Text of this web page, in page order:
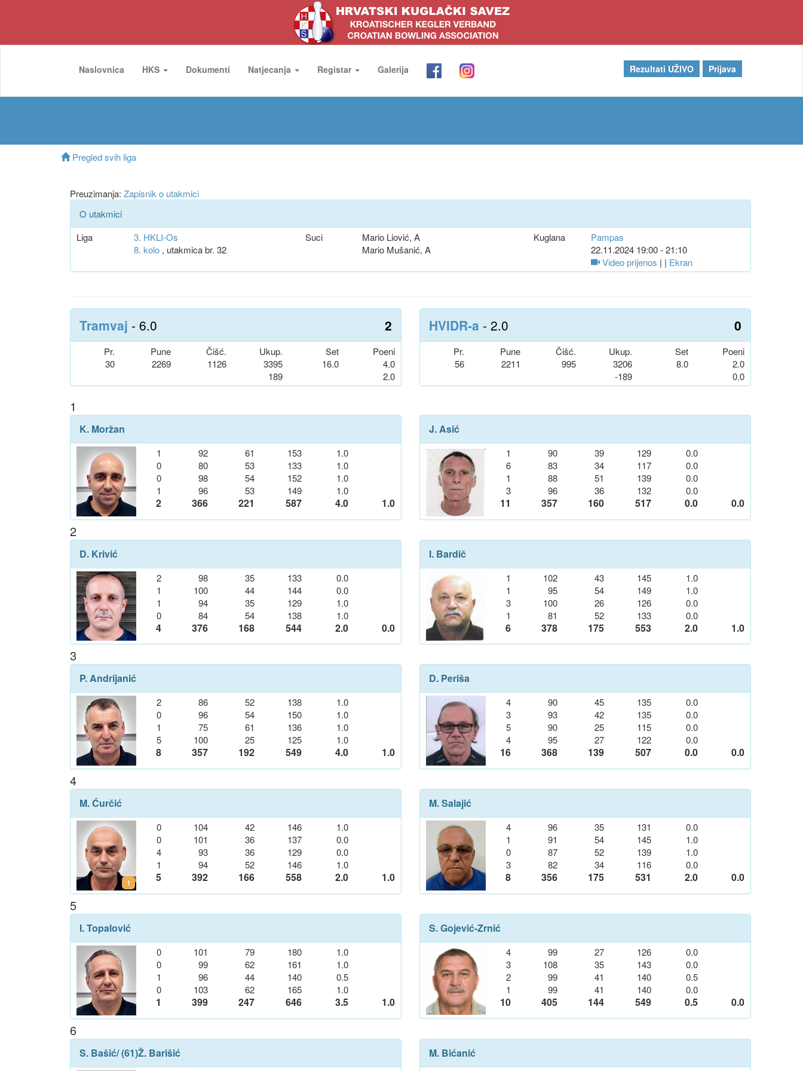
Naslovnica HKS Dokumenti Natjecanja Registar Galerija Rezultati UŽIVO Prijava
Pregled svih liga
Preuzimanja: Zapisnik o utakmici
O utakmici
Liga
3. HKLI-Os
8. kolo, utakmica br. 32
Suci
Mario Liović, A
Mario Mušanić, A
Kuglana
Pampas
22.11.2024 19:00 - 21:10
Video prijenos | | Ekran
Tramvaj - 6.0 2
Pr. Pune Čišć. Ukup. Set
Poeni
30
2269 1126
3395
189
16.0
4.0
2.0
HVIDR-a - 2.0 0
Pr. Pune Čišć. Ukup. Set
Poeni
56
2211 995
3206
-189
8.0
2.0
0.0
1
K. Moržan
1 92 61 153
1.0
0
80 53 133
1.0
0
98 54 152
1.0
1
96 53 149 1.0
2 366 221 587 4.0 1.0
J. Asić
1 90 39 129
0.0
6
83 34 117
0.0
1
88 51 139
0.0
3
96 36 132 0.0
11 357 160 517 0.0 0.0
2
D. Krivić
2 98 35 133
0.0
1
100 44 144
0.0
1
94 35 129
1.0
0
84 54 138 1.0
4 376 168 544 2.0 0.0
I. Bardič
1 102 43 145
1.0
1
95 54 149
1.0
3
100 26 126
0.0
1
81 52 133 0.0
6 378 175 553 2.0 1.0
3
P. Andrijanić
2 86 52 138
1.0
0
96 54 150
1.0
1
75 61 136
1.0
5
100 25 125 1.0
8 357 192 549 4.0 1.0
D. Periša
4 90 45 135
0.0
3
93 42 135
0.0
5
90 25 115
0.0
4
95 27 122 0.0
16 368 139 507 0.0 0.0
4
M. Ćurčić
1
0 104 42 146
1.0
0
101 36 137
0.0
4
93 36 129
0.0
1
94 52 146 1.0
5 392 166 558 2.0 1.0
M. Salajić
4 96 35 131
0.0
1
91 54 145
1.0
0
87 52 139
1.0
3
82 34 116 0.0
8 356 175 531 2.0 0.0
5
I. Topalović
0 101 79 180
1.0
0
99 62 161
1.0
1
96 44 140
0.5
0
103 62 165 1.0
1 399 247 646 3.5 1.0
S. Gojević-Zrnić
4 99 27 126
0.0
3
108 35 143
0.0
2
99 41 140
0.5
1
99 41 140 0.0
10 405 144 549 0.5 0.0
6
S. Bašić/ (61)Ž. Barišić M. Bićanić